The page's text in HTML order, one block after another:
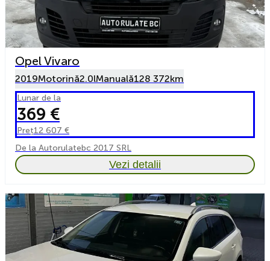
Opel Vivaro
2019Motorină2.0lManuală128 372km
Lunar de la
369 €
Preț12 607 €
De la Autorulatebc 2017 SRL
Vezi detalii